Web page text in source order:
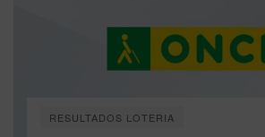
RESULTADOS LOTERIA